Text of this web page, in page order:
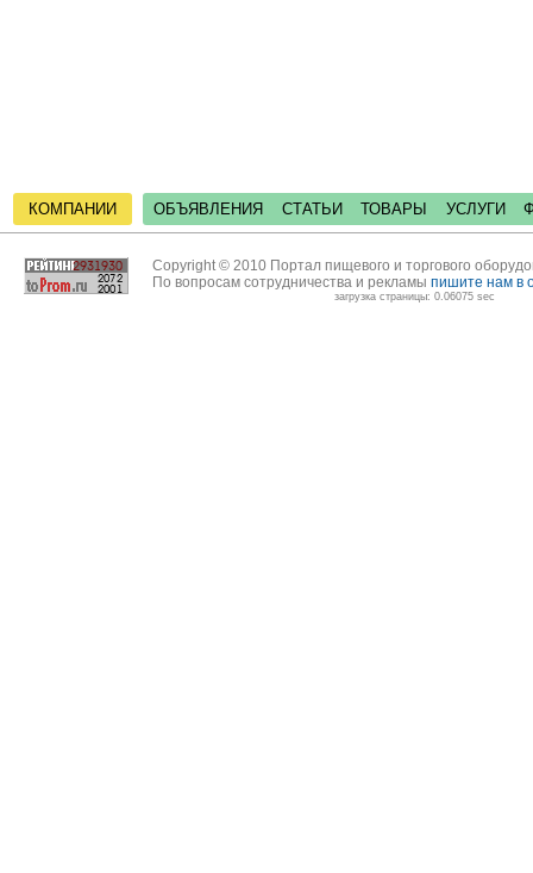
КОМПАНИИ ОБЪЯВЛЕНИЯ СТАТЬИ ТОВАРЫ УСЛУГИ
Copyright © 2010 Портал пищевого и торгового
По вопросам сотрудничества и рекламы пишите нам в
загрузка страницы: 0.06075 sec